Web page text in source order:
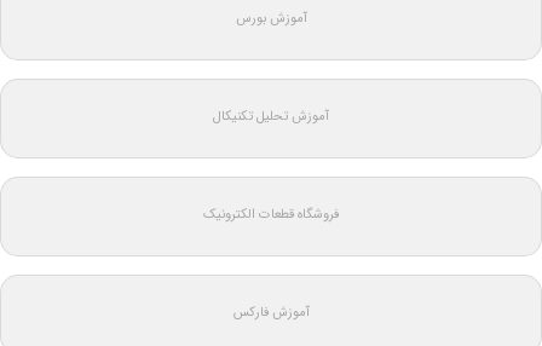
آموزش بورس
آموزش تحلیل تکنیکال
فروشگاه قطعات الکترونیک
آموزش فارکس